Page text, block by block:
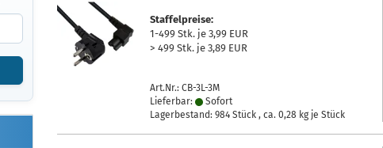
Staffelpreise:
1-499 Stk. je 3,99 EUR
> 499 Stk. je 3,89 EUR
Art.Nr.: CB-3L-3M
Lieferbar:
Sofort
Lagerbestand: 984 Stück , ca.0,28 kg je Stück